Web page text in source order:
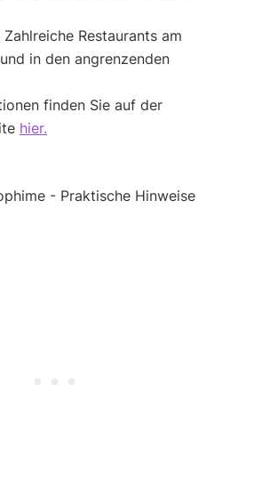
Zahlreiche Restaurants am
in den angrenzenden
finden Sie auf der
hier.